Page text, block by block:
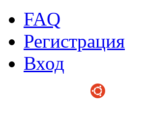
FAQ
Регистрация
Вход